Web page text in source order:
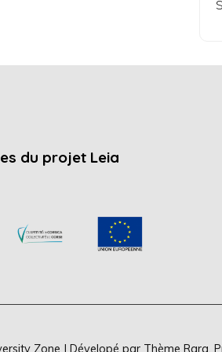
du projet Leia
Zone | Dévelopé par Thème Rara .